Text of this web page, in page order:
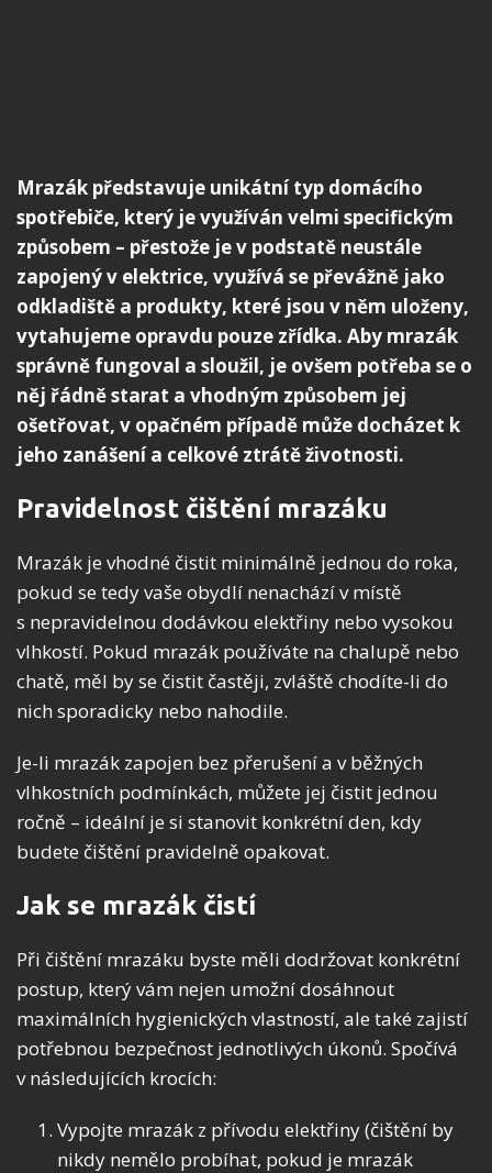
Mrazák představuje unikátní typ domácího
spotřebiče, který je využíván velmi specifickým
způsobem – přestože je v podstatě neustále
zapojený v elektrice, využívá se převážně jako
odkladiště a produkty, které jsou v něm uloženy,
vytahujeme opravdu pouze zřídka. Aby mrazák
správně fungoval a sloužil, je ovšem potřeba se o
něj řádně starat a vhodným způsobem jej
ošetřovat, v opačném případě může docházet k
jeho zanášení a celkové ztrátě životnosti.
Pravidelnost čištění mrazáku
Mrazák je vhodné čistit minimálně jednou do roka,
pokud se tedy vaše obydlí nenachází v místě
s nepravidelnou dodávkou elektřiny nebo vysokou
vlhkostí. Pokud mrazák používáte na chalupě nebo
chatě, měl by se čistit častěji, zvláště chodíte-li do
nich sporadicky nebo nahodile.
Je-li mrazák zapojen bez přerušení a v běžných
vlhkostních podmínkách, můžete jej čistit jednou
ročně – ideální je si stanovit konkrétní den, kdy
budete čištění pravidelně opakovat.
Jak se mrazák čistí
Při čištění mrazáku byste měli dodržovat konkrétní
postup, který vám nejen umožní dosáhnout
maximálních hygienických vlastností, ale také zajistí
potřebnou bezpečnost jednotlivých úkonů. Spočívá
v následujících krocích:
Vypojte mrazák z přívodu elektřiny (čištění by
nikdy nemělo probíhat, pokud je mrazák